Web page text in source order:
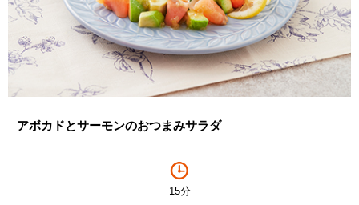
アボカドとサーモンのおつまみサラダ
15分